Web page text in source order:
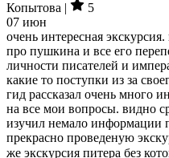
Копытова |
5
07 июн
очень интересная
про пушкина и все его
личности писателей и
какие то поступки из за
гид рассказал очень много
на все мои вопросы. видно
изучил немало информации
прекрасно проведеную
же экскурсия питера без